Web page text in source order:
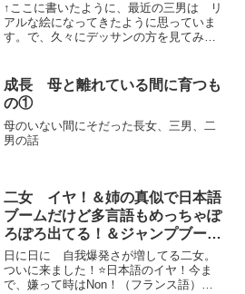
↑ここに書いたように、最近の三男は リ
アルな絵になってきたように思っていま
す。で、久々にデッサンの方を見てみる
です。ただ、「今日のデッサンは顔描く
わ～」って宣言して出来...
成長 母と離れている間に育つも
の①
母のいない間にそだった長女、三男、二
男の話
二女 イヤ！＆姉の真似で日本語
ブームだけど多言語もめっちゃぽ
ろぽろ出てる！＆ジャンプブーム
＆子音入れ替え
日に日に 自我爆発さが増してる二女。
ついに来ました！⭐日本語のイヤ！今ま
で、嫌って時はNon！（フランス語）と